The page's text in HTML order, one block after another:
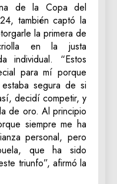
de la Copa del
también captó la
la primera de
en la justa
individual. “Estos
para mí porque
segura de si
decidí competir, y
de oro. Al principio
siempre me ha
personal, pero
que ha sido
triunfo”, afirmó la